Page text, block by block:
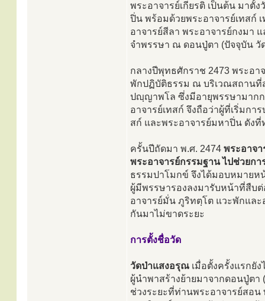
พระอาจารย์เกียรติ เป็นต้น มาตั้
ปิ่น พร้อมด้วยพระอาจารย์เทสก์
อาจารย์สีลา พระอาจารย์กงมา
จำพรรษา ณ ดอนปู่ตา (ปัจจุบัน วั
กลางปีพุทธศักราช 2473 พระอา
พักปฏิบัติธรรม ณ บริเวณสถานที่
ปญฺญาพโล ซึ่งมีอายุพรรษามาก
อาจารย์เทสก์ จึงถือว่าผู้ที่เริ่มกา
สก์ และพระอาจารย์มหาปิ่น ดังที่
ครั้นปีถัดมา พ.ศ. 2474 พระอาจ
พระอาจารย์กรรมฐาน ไปช่วยก
ธรรมปาโมกข์ จึงได้มอบหมายห
ผู้มีพรรษารองลงมารับหน้าที่สืบ
อาจารย์มั่น ภูริทตฺโต แวะพักแล
กันมาไม่ขาดระยะ
การตั้งชื่อวัด
วัดป่าแสงอรุณ เมื่อตั้งครั้งแรกยั
ผู้นำพาสร้างย้ายมาจากดอนปู่ต
ช่วงระยะที่ท่านพระอาจารย์สอน